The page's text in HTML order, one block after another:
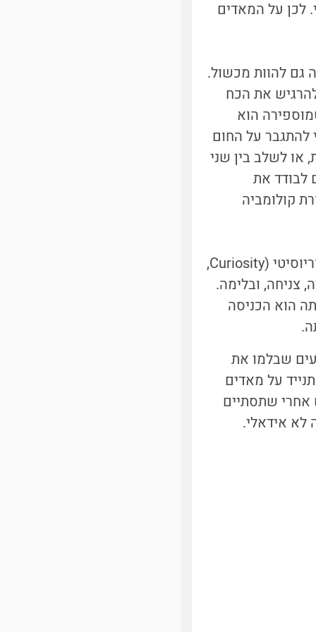
לכן על המאדים
גם להוות מכשול.
את הכח
הוא
להתגבר על החום
או לשלב בין שני
לבודד את
הראשון, נהרג בשנת 2003 במעבורת קולומביה
המשימה הנוכחית של נאס"א מבוססת על הנחיתה המוצלחת של הרובוט קיוריוסיטי (Curiosity,
צניחה, ובלימה.
הוא הכניסה
שבלמו את
על מאדים
אחרי שתסתיים
לא אידאלי.